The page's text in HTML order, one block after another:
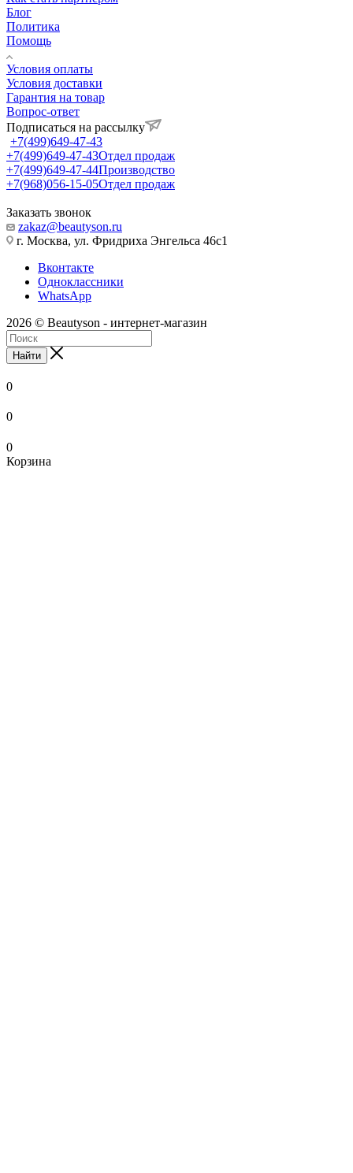
Блог
Политика
Помощь
Условия оплаты
Условия доставки
Гарантия на товар
Вопрос-ответ
Подписаться на рассылку
+7(499)649-47-43
+7(499)649-47-43Отдел продаж
+7(499)649-47-44Производство
+7(968)056-15-05Отдел продаж
Заказать звонок
zakaz@beautyson.ru
г. Москва, ул. Фридриха Энгельса 46с1
Вконтакте
Одноклассники
WhatsApp
2026 © Beautyson - интернет-магазин
Найти
0
0
0
Корзина